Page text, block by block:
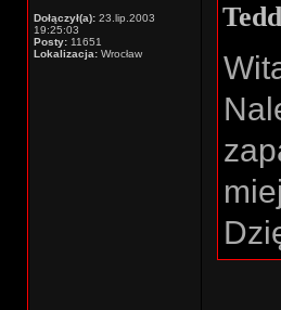
Dołączył(a): 23.lip.2003
19:25:03
Posty: 11651
Lokalizacja: Wrocław